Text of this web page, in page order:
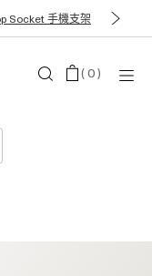
獨家贈禮3件組
(0)